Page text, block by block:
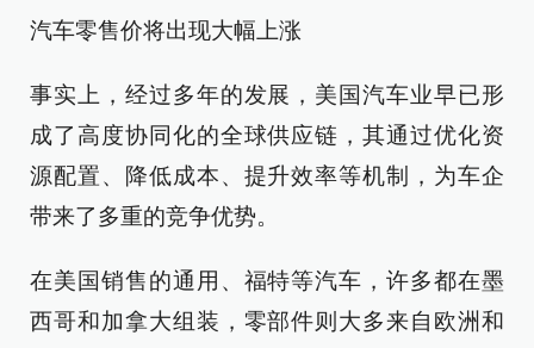
汽车零售价将出现大幅上涨
事实上，经过多年的发展，美国汽车业早已形
成了高度协同化的全球供应链，其通过优化资
源配置、降低成本、提升效率等机制，为车企
带来了多重的竞争优势。
在美国销售的通用、福特等汽车，许多都在墨
西哥和加拿大组装，零部件则大多来自欧洲和